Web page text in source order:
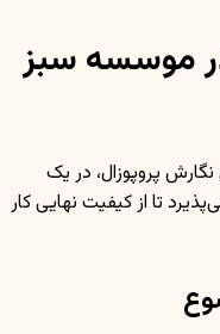
موسسه سبز
پروپوزال، در یک
تا از کیفیت نهایی کار